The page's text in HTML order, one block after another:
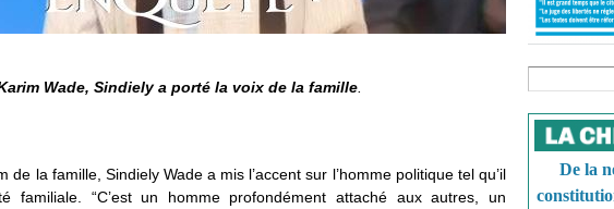
Wade, Sindiely a porté la voix de la famille
de la famille, Sindiely Wade a mis l’accent sur l’homme politique tel qu’il
familiale. “C’est un homme profondément attaché aux autres, un
De la